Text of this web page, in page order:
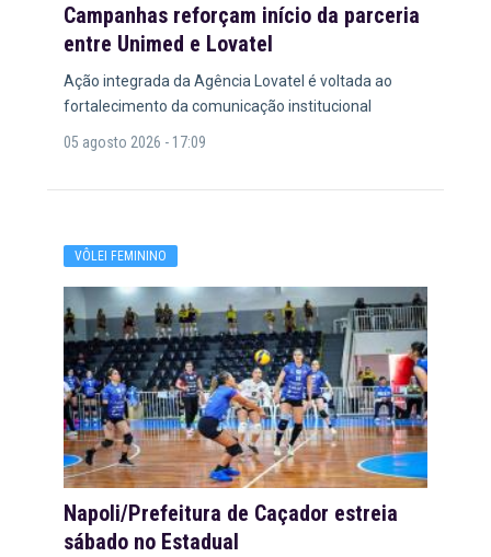
Campanhas reforçam início da parceria
entre Unimed e Lovatel
Ação integrada da Agência Lovatel é voltada ao
fortalecimento da comunicação institucional
05 agosto 2026 - 17:09
VÔLEI FEMININO
Napoli/Prefeitura de Caçador estreia
sábado no Estadual